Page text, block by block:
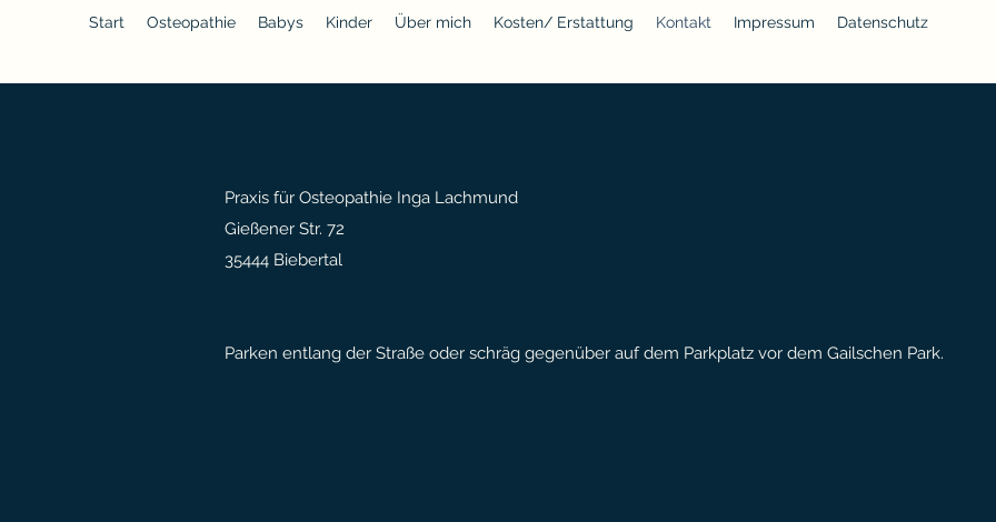
Start Osteopathie Babys Kinder Über mich Kosten/ Erstattung Kontakt Impressum Datenschutz
Praxis für Osteopathie Inga Lachmund
Gießener Str. 72
35444 Biebertal
Parken entlang der Straße oder schräg gegenüber auf dem Parkplatz vor dem Gailschen Park.